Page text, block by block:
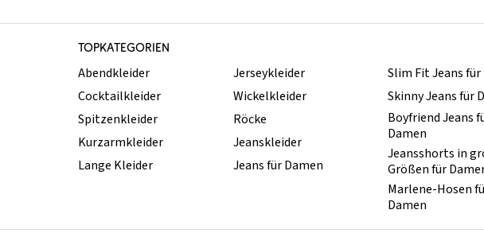
TOPKATEGORIEN
Abendkleider
Cocktailkleider
Spitzenkleider
Kurzarmkleider
Lange Kleider
Jerseykleider
Wickelkleider
Röcke
Jeanskleider
Jeans für Damen
Slim Fit Jeans für
Skinny Jeans für
Boyfriend Jeans
Damen
Jeansshorts in
Größen für
Marlene-Hosen
Damen